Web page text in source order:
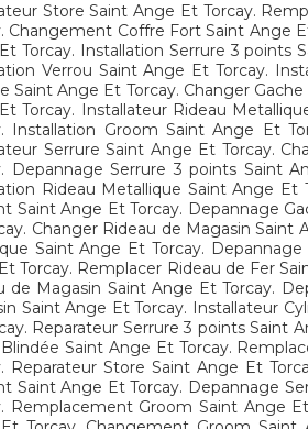
Store Saint Ange Et Torcay.
Changement Coffre Fort Saint Ange
Torcay. Installation Serrure 3 points
Verrou Saint Ange Et Torcay.
Saint Ange Et Torcay. Changer
Torcay. Installateur Rideau
Installation Groom Saint Ange Et
Serrure Saint Ange Et Torcay.
Depannage Serrure 3 points Saint
Rideau Metallique Saint Ange
Saint Ange Et Torcay. Depannage
Changer Rideau de Magasin
Saint Ange Et Torcay.
Torcay. Remplacer Rideau de Fer
de Magasin Saint Ange Et Torcay.
Saint Ange Et Torcay. Installateur
Reparateur Serrure 3 points Saint
Saint Ange Et Torcay.
Reparateur Store Saint Ange Et
Saint Ange Et Torcay. Depannage
Remplacement Groom Saint Ange